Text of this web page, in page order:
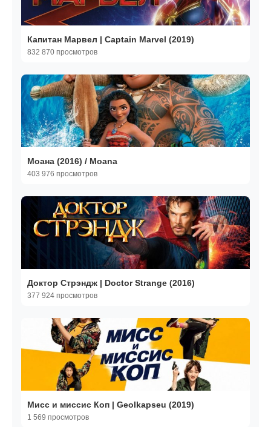
Капитан Марвел | Captain Marvel (2019)
832 870 просмотров
Моана (2016) / Moana
403 976 просмотров
Доктор Стрэндж | Doctor Strange (2016)
377 924 просмотров
Мисс и миссис Коп | Geolkapseu (2019)
1 569 просмотров